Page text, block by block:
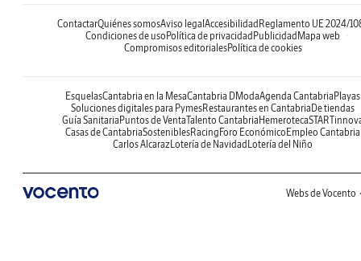
ContactarQuiénes somosAviso legalAccesibilidadReglamento UE 2024/
Condiciones de usoPolítica de privacidadPublicidadMapa web
Compromisos editorialesPolítica de cookies
EsquelasCantabria en la MesaCantabria DModaAgenda CantabriaPlayas
Soluciones digitales para PymesRestaurantes en CantabriaDe tiendas
Guía SanitariaPuntos de VentaTalento CantabriaHemeroteca
Casas de CantabriaSosteniblesRacingForo EconómicoEmpleo Cantabria
Carlos AlcarazLotería de NavidadLotería del Niño
Webs de Vocento